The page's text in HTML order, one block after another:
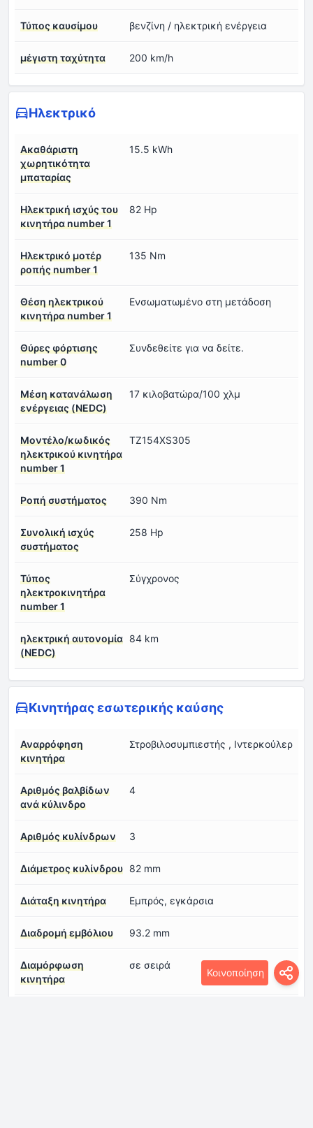
Κοινοποίηση
Τύπος καυσίμου βενζίνη / ηλεκτρική ενέργεια
μέγιστη ταχύτητα 200 km/h
Ηλεκτρικό
Ακαθάριστη
χωρητικότητα
μπαταρίας
15.5 kWh
Ηλεκτρική ισχύς του
κινητήρα number 1
82 Hp
Ηλεκτρικό μοτέρ
ροπής number 1
135 Nm
Θέση ηλεκτρικού
κινητήρα number 1
Ενσωματωμένο στη μετάδοση
Θύρες φόρτισης
number 0
Συνδεθείτε για να δείτε.
Μέση κατανάλωση
ενέργειας (NEDC)
17 κιλοβατώρα/100 χλμ
Μοντέλο/κωδικός
ηλεκτρικού κινητήρα
number 1
TZ154XS305
Ροπή συστήματος 390 Nm
Συνολική ισχύς
συστήματος
258 Hp
Τύπος
ηλεκτροκινητήρα
number 1
Σύγχρονος
ηλεκτρική αυτονομία
(NEDC)
84 km
Κινητήρας εσωτερικής καύσης
Αναρρόφηση
κινητήρα
Στροβιλοσυμπιεστής , Ιντερκούλερ
Αριθμός βαλβίδων
ανά κύλινδρο
4
Αριθμός κυλίνδρων 3
Διάμετρος κυλίνδρου 82 mm
Διάταξη κινητήρα Εμπρός, εγκάρσια
Διαδρομή εμβόλιου 93.2 mm
Διαμόρφωση
κινητήρα
σε σειρά